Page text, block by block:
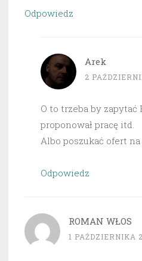
Odpowiedz
Arek
2
O to trzeba by zapytać
proponował pracę itd.
Albo poszukać ofert
Odpowiedz
ROMAN WŁOS
1 PAŹDZIERNIKA